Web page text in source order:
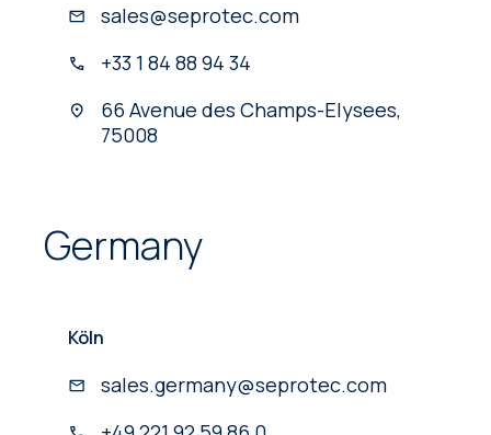
sales@seprotec.com
+33 1 84 88 94 34
66 Avenue des Champs-Elysees,
75008
Germany
Köln
sales.germany@seprotec.com